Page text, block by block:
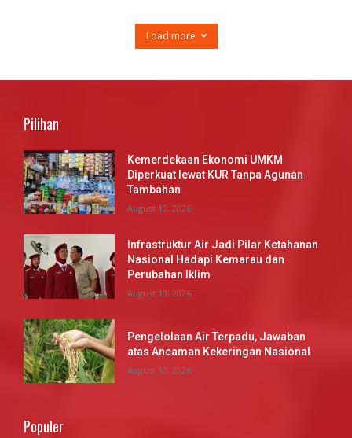
Load more
Pilihan
Kemerdekaan Ekonomi UMKM
Diperkuat lewat KUR Tanpa Agunan
Tambahan
August 10, 2026
Infrastruktur Air Jadi Pilar Ketahanan
Nasional Hadapi Kemarau dan
Perubahan Iklim
August 10, 2026
Pengelolaan Air Terpadu, Jawaban
atas Ancaman Kekeringan Nasional
August 10, 2026
Populer